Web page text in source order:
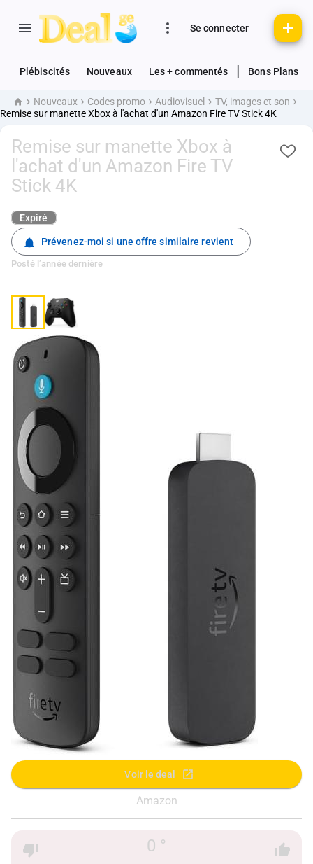
Se connecter
Plébiscités Nouveaux Les + commentés Bons Plans
AccueilNouveaux Codes promo Audiovisuel
TV, images et son
Remise sur manette Xbox à l'achat d'un Amazon Fire TV Stick 4K
Remise sur manette Xbox à
l'achat d'un Amazon Fire TV
Stick 4K
Expiré
Prévenez-moi si une offre similaire revient
Posté l’année dernière
Voir le deal
Amazon
0 °